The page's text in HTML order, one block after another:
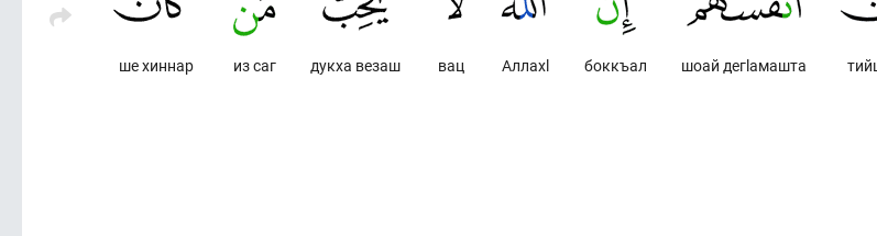
шоай дегlамашта
боккъал
Аллахl
вац
дукха везаш
из саг
ше хиннар